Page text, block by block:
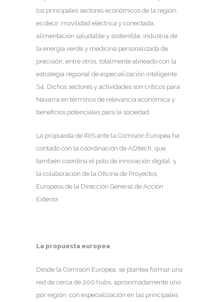
los principales sectores económicos de la región,
es decir, movilidad eléctrica y conectada,
alimentación saludable y sostenible, industria de
la energía verde y medicina personalizada de
precisión, entre otros, totalmente alineado con la
estrategia regional de especialización inteligente
S4. Dichos sectores y actividades son críticos para
Navarra en términos de relevancia económica y
beneficios potenciales para la sociedad.
La propuesta de IRIS ante la Comisión Europea ha
contado con la coordinación de ADItech, que
también coordina el polo de innovación digital, y
la colaboración de la Oficina de Proyectos
Europeos de la Dirección General de Acción
Exterior.
La propuesta europea
Desde la Comisión Europea, se plantea formar una
red de cerca de 200 hubs, aproximadamente uno
por región, con especialización en las principales